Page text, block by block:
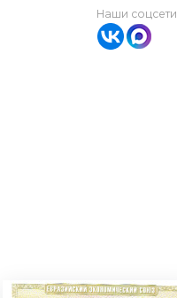
Наши соцсети